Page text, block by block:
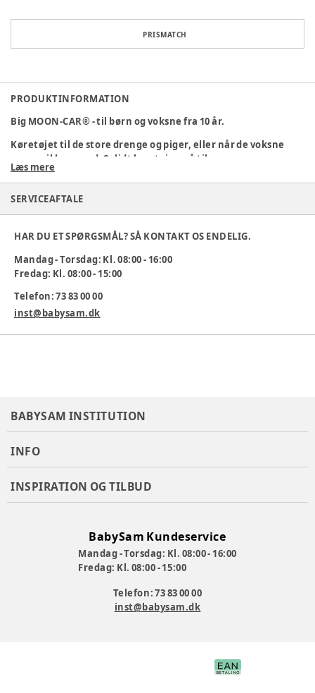
PRISMATCH
PRODUKTINFORMATION
Big MOON-CAR® - til børn og voksne fra 10 år.
Køretøjet til de store drenge og piger, eller når de voksne
gerne vil lege med. Solidt legetøj, også til
udviklingshæmmede voksne der stadig gerne vil lege.
Sæde kan indstilles i længderetning.
Pulverlakeret stålkarosseri.
Pulverlakerede stålfælge.
Slidstærke luftgummihjul med rallymønster, kan efter
ønske monteres med traktordæk eller faste hjul.
Lukkede kuglelejer.
Miljøvenlig.
Varenummer:349143
Læs mere
SERVICEAFTALE
HAR DU ET SPØRGSMÅL? SÅ KONTAKT OS ENDELIG.
Mandag - Torsdag: Kl. 08:00 - 16:00
Fredag: Kl. 08:00 - 15:00
Telefon: 73 83 00 00
inst@babysam.dk
BABYSAM INSTITUTION
INFO
INSPIRATION OG TILBUD
BabySam Kundeservice
Mandag - Torsdag: Kl. 08:00 - 16:00
Fredag: Kl. 08:00 - 15:00
Telefon: 73 83 00 00
inst@babysam.dk